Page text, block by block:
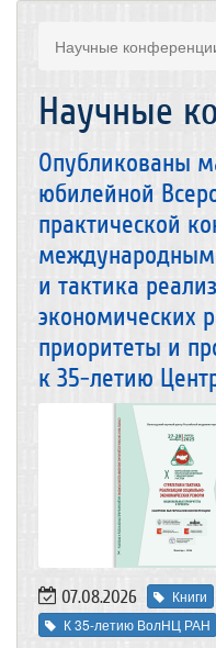
Научные
Научные
Опубликованы
юбилейной
практической
международным
и тактика
экономических
приоритеты и
к 35-летию
07.08.2026 Книги
К 35-летию ВолНЦ РАН